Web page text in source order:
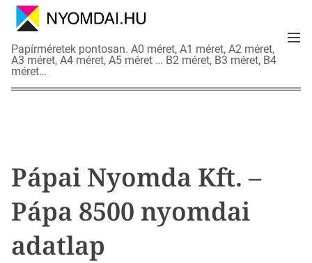
N
y
o
m
a
Papírméretek pontosan. A0 méret, A1 méret, A2 méret,
A3 méret, A4 méret, A5 méret … B2 méret, B3 méret, B4
méret…
M
Pápai Nyomda Kft. –
Pápa 8500 nyomdai
adatlap